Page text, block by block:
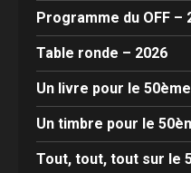
Programme du OFF –
Table ronde – 2026
Un livre pour le
Un timbre pour le
Tout, tout, tout sur le